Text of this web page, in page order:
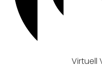
Virtuell